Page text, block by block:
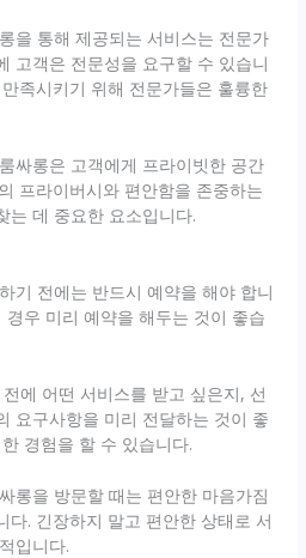
을 통해 제공되는 서비스는 전문가
고객은 전문성을 요구할 수 있습니
족시키기 위해 전문가들은 훌륭한
싸롱은 고객에게 프라이빗한 공간
프라이버시와 편안함을 존중하는
는 데 중요한 요소입니다.
기 전에는 반드시 예약을 해야 합니
우 미리 예약을 해두는 것이 좋습
에 어떤 서비스를 받고 싶은지, 선
요구사항을 미리 전달하는 것이 좋
경험을 할 수 있습니다.
롱을 방문할 때는 편안한 마음가짐
다. 긴장하지 말고 편안한 상태로 서
입니다.